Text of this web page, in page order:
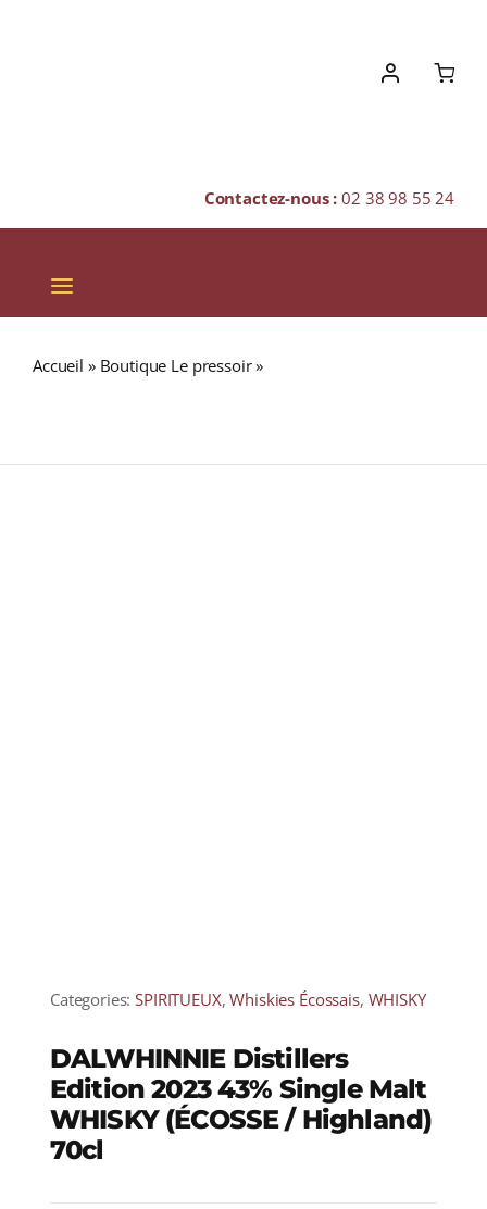
Contactez-nous :02 38 98 55 24
Toggle
Navigation
Accueil » Boutique Le pressoir»
Categories:SPIRITUEUX,Whiskies Écossais, WHISKY
DALWHINNIE Distillers
Edition 2023 43% Single Malt
WHISKY (ÉCOSSE / Highland)
70cl